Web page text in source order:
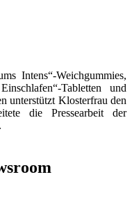
Intens“-Weichgummies,
Tabletten und
unterstützt Klosterfrau den
die Pressearbeit der